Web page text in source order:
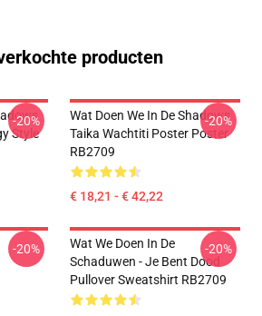
producten
Style
-20%
Wat Doen We In De Shadows
Taika Wachtiti Poster Poster
RB2709
€ 18,21 - € 42,22
-20%
-20%
Wat We Doen In De
Schaduwen - Je Bent Dood
Pullover Sweatshirt RB2709
-20%